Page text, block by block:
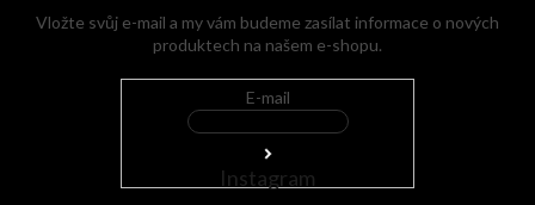
Vložte svůj e-mail a my vám budeme zasílat informace o nových
produktech na našem e-shopu.
E-mail
Instagram